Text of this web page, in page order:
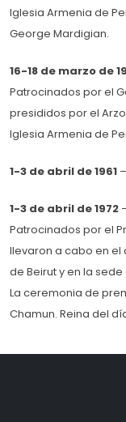
Iglesia Armenia de
George Mardigian.
16-18 de marzo de
Patrocinados por el
presididos por el
Iglesia Armenia de
1-3 de abril de 1961
1-3 de abril de 1972
Patrocinados por el
llevaron a cabo en
de Beirut y en la sede
La ceremonia de
Chamun. Reina del